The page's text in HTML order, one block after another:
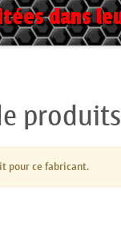
dans
pour ce fabricant.